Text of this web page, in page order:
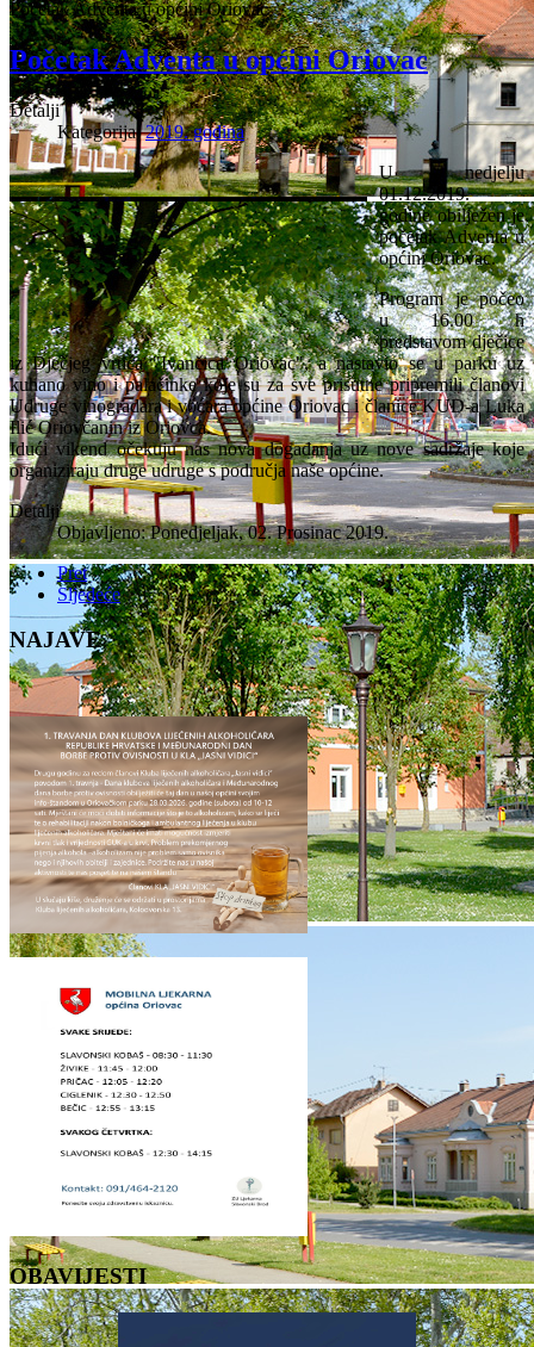
Početak Adventa u općini Oriovac
Početak Adventa u općini Oriovac
Detalji
Kategorija:2019. godina
U nedjelju
01.12.2019.
godine obilježen je
početak Adventa u
općini Oriovac.
Program je počeo
u 16.00 h
predstavom dječice
iz Dječjeg vrtića "Ivančica Oriovac", a nastavio se u parku uz
kuhano vino i palačinke koje su za sve prisutne pripremili članovi
Udruge vinogradara i voćara općine Oriovac i članice KUD-a Luka
Ilić Oriovčanin iz Oriovca.
Idući vikend očekuju nas nova događanja uz nove sadržaje koje
organiziraju druge udruge s područja naše općine.
Detalji
Objavljeno: Ponedjeljak, 02. Prosinac 2019.
Pret
Sljedeće
NAJAVE
OBAVIJESTI